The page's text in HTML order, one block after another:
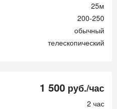
25м
200-250
обычный
телескопический
1 500 руб./час
2 час